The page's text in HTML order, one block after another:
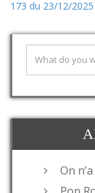
173 du 23/12/2025
On